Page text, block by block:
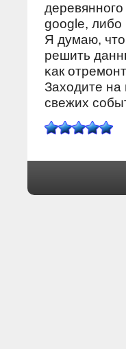
google, либο
Я думаю, что
решить
κак
Заходите на
свежих